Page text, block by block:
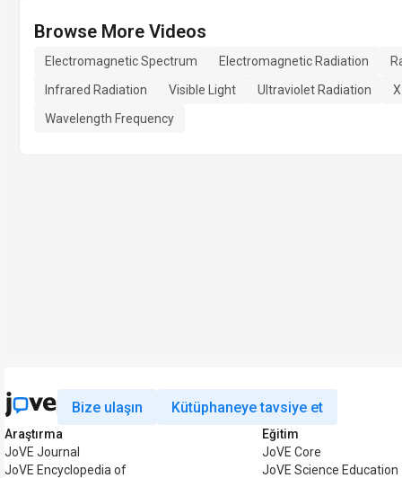
Browse More Videos
Electromagnetic Spectrum Electromagnetic Radiation
Infrared Radiation
Visible Light Ultraviolet Radiation
Wavelength Frequency
Bize ulaşın Kütüphaneye tavsiye et
Araştırma
JoVE Journal
JoVE Encyclopedia of
Eğitim
JoVE Core
JoVE Science Education